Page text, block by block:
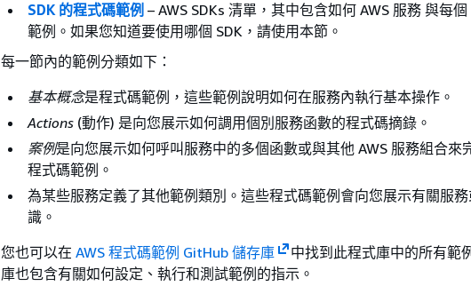
SDK 的程式碼範例 – AWS SDKs 清單，其中包含如何 AWS 服務 與每
範例。如果您知道要使用哪個 SDK，請使用本節。
每一節內的範例分類如下：
基本概念是程式碼範例，這些範例說明如何在服務內執行基本操作。
Actions (動作) 是向您展示如何調用個別服務函數的程式碼摘錄。
案例是向您展示如何呼叫服務中的多個函數或與其他 AWS 服務組合來
程式碼範例。
為某些服務定義了其他範例類別。這些程式碼範例會向您展示有關服
識。
您也可以在 AWS 程式碼範例 GitHub 儲存庫
中找到此程式庫中的所有範
庫也包含有關如何設定、執行和測試範例的指示。